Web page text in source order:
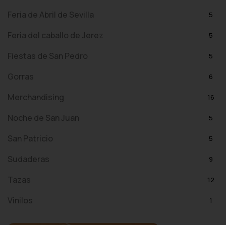
Feria de Abril de Sevilla 5
Feria del caballo de Jerez 5
Fiestas de San Pedro 5
Gorras 6
Merchandising 16
Noche de San Juan 5
San Patricio 5
Sudaderas 9
Tazas 12
Vinilos 1